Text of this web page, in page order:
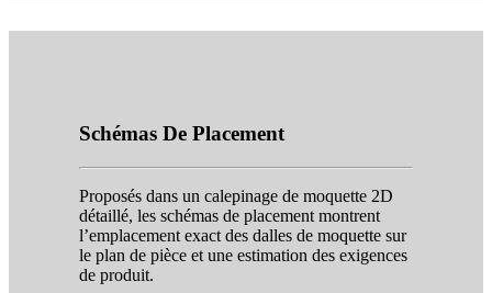
Schémas De Placement
Proposés dans un calepinage de moquette 2D
détaillé, les schémas de placement montrent
l’emplacement exact des dalles de moquette sur
le plan de pièce et une estimation des exigences
de produit.